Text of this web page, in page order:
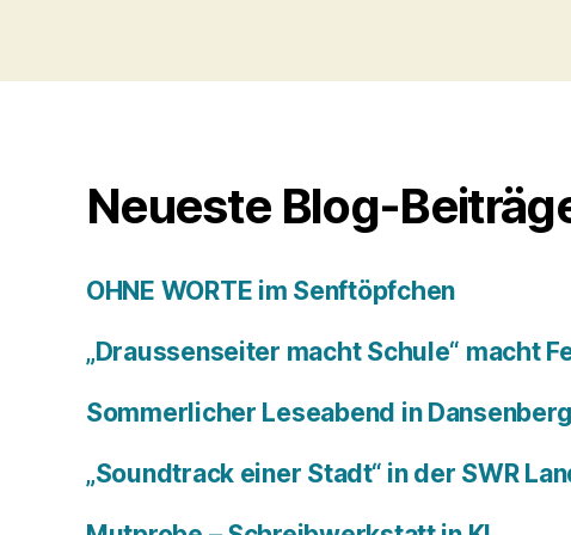
Neueste Blog-
OHNE WORTE im Senftöpfchen
„Draussenseiter macht Schule“ macht
Sommerlicher Leseabend in Dansenberg
„Soundtrack einer Stadt“ in der SWR